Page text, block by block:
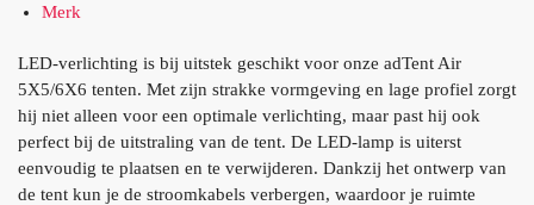
Merk
LED-verlichting is bij uitstek geschikt voor onze adTent Air
5X5/6X6 tenten. Met zijn strakke vormgeving en lage profiel zorgt
hij niet alleen voor een optimale verlichting, maar past hij ook
perfect bij de uitstraling van de tent. De LED-lamp is uiterst
eenvoudig te plaatsen en te verwijderen. Dankzij het ontwerp van
de tent kun je de stroomkabels verbergen, waardoor je ruimte